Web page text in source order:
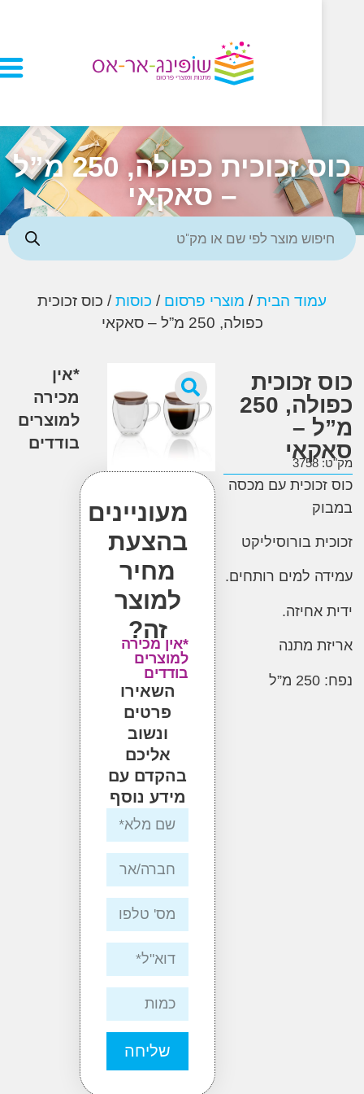
כוס זכוכית כפולה, 250 מ”ל
– סאקאי
הבית/מוצרי פרסום /כוסות/ כוס זכוכית
כפולה, 250 מ”ל – סאקאי
זכוכית
כפולה, 250
–
עם מכסה
בורוסיליקט
למים רותחים.
מתנה
מעוניינים
בהצעת
מחיר
למוצר
*אין מכירה
למוצרים
בודדים
השאירו
פרטים
אליכם
בהקדם עם
מידע נוסף
שליחה
מכירה
למוצרים
בודדים